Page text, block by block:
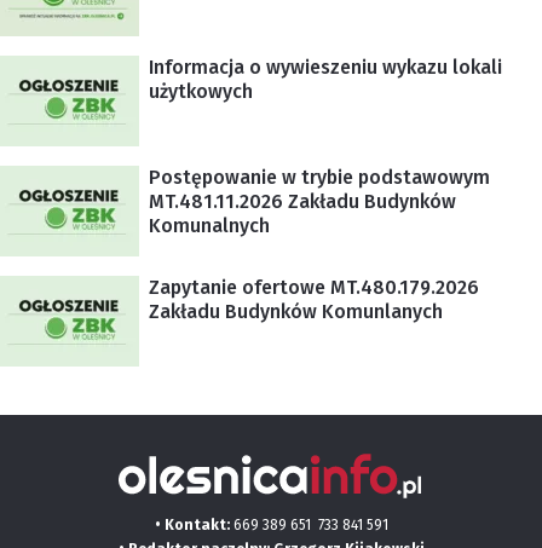
Informacja o wywieszeniu wykazu lokali
użytkowych
Postępowanie w trybie podstawowym
MT.481.11.2026 Zakładu Budynków
Komunalnych
Zapytanie ofertowe MT.480.179.2026
Zakładu Budynków Komunlanych
• Kontakt: 669 389 651 733 841 591